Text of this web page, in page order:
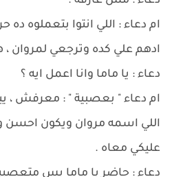
ام دعاء : اللي انتوا بتعملوه
ادهم علي كده وترجعي لمروان ،
دعاء : يا ماما وانا اعمل ايه ؟
ام دعاء " بعصبية " : معرفش ،
اللي اسمه مروان ويكون احسن
عليكي معاه .
دعاء : حاضر يا ماما بس